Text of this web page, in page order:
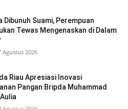
Dibunuh Suami, Perempuan
Tewas Mengenaskan di Dalam
Agustus 2026
Riau Apresiasi Inovasi
Pangan Bripda Muhammad